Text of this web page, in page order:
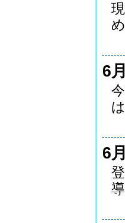
6
6